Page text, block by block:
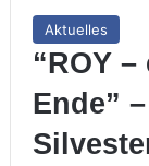
Aktuelles
“ROY
Ende”